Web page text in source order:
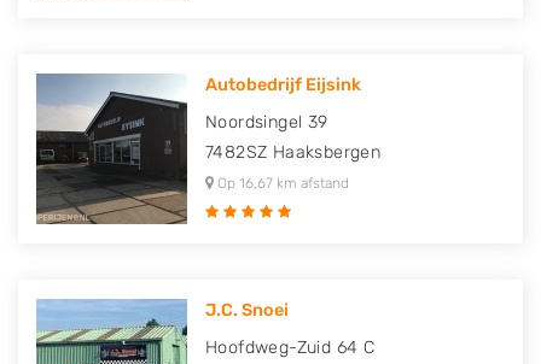
Autobedrijf Eijsink
Noordsingel 39
7482SZ Haaksbergen
Op 16,67 km afstand
J.C. Snoei
Hoofdweg-Zuid 64 C